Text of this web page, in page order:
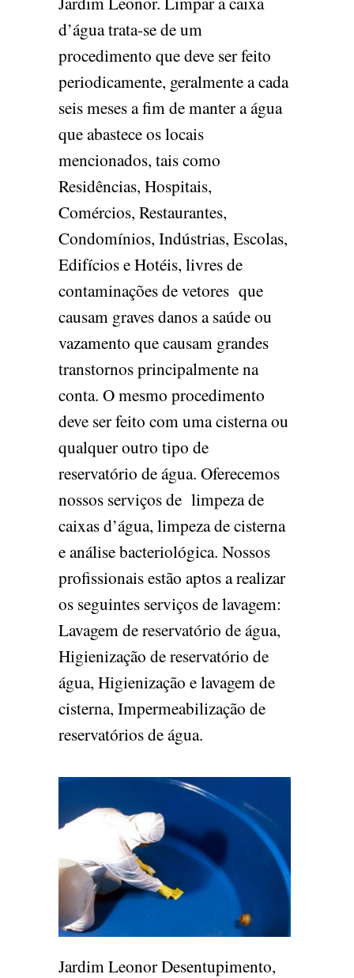
d’água trata-se de um
procedimento que deve ser feito
periodicamente, geralmente a cada
seis meses a fim de manter a água
que abastece os locais
mencionados, tais como
Residências, Hospitais,
Comércios, Restaurantes,
Condomínios, Indústrias, Escolas,
Edifícios e Hotéis, livres de
contaminações de vetores que
causam graves danos a saúde ou
vazamento que causam grandes
transtornos principalmente na
conta. O mesmo procedimento
deve ser feito com uma cisterna ou
qualquer outro tipo de
reservatório de água. Oferecemos
nossos serviços de limpeza de
caixas d’água, limpeza de cisterna
e análise bacteriológica. Nossos
profissionais estão aptos a realizar
os seguintes serviços de lavagem:
Lavagem de reservatório de água,
Higienização de reservatório de
água, Higienização e lavagem de
cisterna, Impermeabilização de
reservatórios de água.
Jardim Leonor Desentupimento,